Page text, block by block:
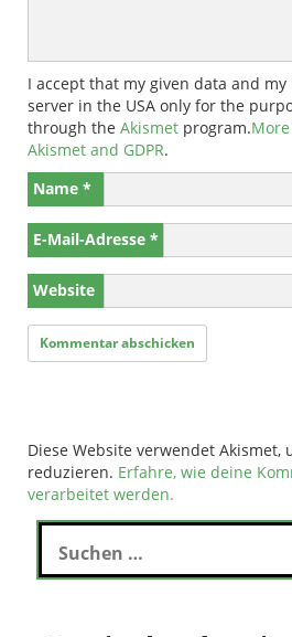
I accept that my given data and my
server in the USA only for the
through the Akismet program.
Akismet and GDPR.
Name *
E-Mail-Adresse *
Website
Diese Website verwendet Akismet,
reduzieren. Erfahre, wie deine
verarbeitet werden.
Suchen
nach: